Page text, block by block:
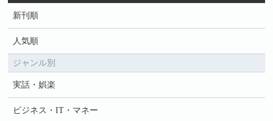
新刊順
人気順
ジャンル別
実話・娯楽
ビジネス・IT・マネー